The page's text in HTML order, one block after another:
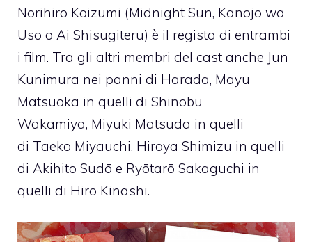
Norihiro Koizumi (Midnight Sun, Kanojo wa
Uso o Ai Shisugiteru) è il regista di entrambi
i film. Tra gli altri membri del cast anche Jun
Kunimura nei panni di Harada, Mayu
Matsuoka in quelli di Shinobu
Wakamiya, Miyuki Matsuda in quelli
di Taeko Miyauchi, Hiroya Shimizu in quelli
di Akihito Sudō e Ryōtarō Sakaguchi in
quelli di Hiro Kinashi.